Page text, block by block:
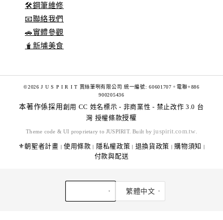
🛠️鋼筆維修
📧聯絡我們
🚗實體參觀
🧋新埔美食
©2026 J U S P I R I T 賈絲筆咧有限公司 統一編號: 60601707。電聯+886
900205436
本著作係採用 創用 CC 姓名標示 - 非商業性 - 禁止改作 3.0 台
灣 授權條款授權
Theme code & UI proprietary to JUSPIRIT. Built by juspirit.com.tw
⚜️朝聖者計畫 | 使用條款 | 隱私權政策 | 退換貨政策 | 購物須知 |
付款與配送